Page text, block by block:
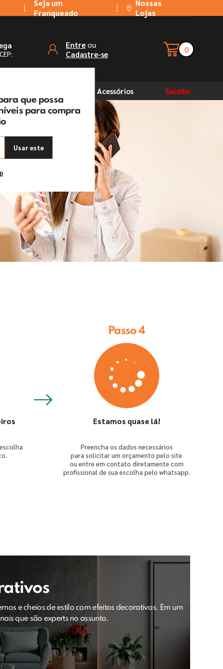
Seja um
Franqueado
Nossas
Lojas
que possa
para compra
Usar este
Entre ou
Cadastre-se 0
Acessórios Saldão
Passo 4
Estamos quase lá!
Preencha os dados necessários
para solicitar um orçamento pelo site
ou entre em contato diretamente com
profissional de sua escolha pelo whatsapp.
e cheios de estilo com efeitos decorativos. Em um
que são experts no assunto.